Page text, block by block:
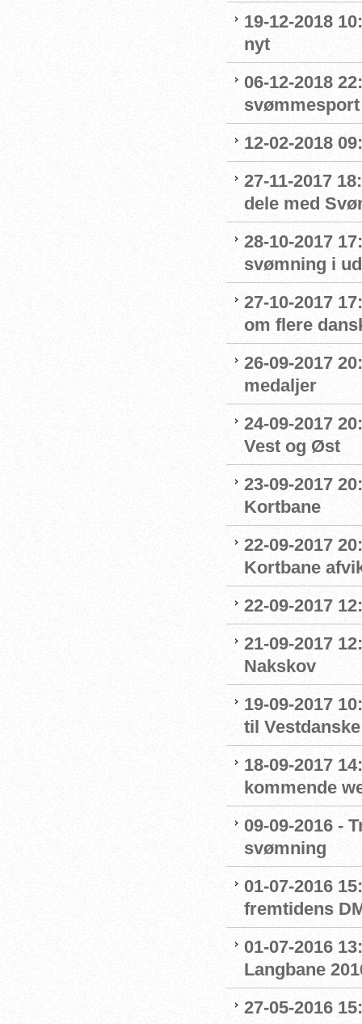
19-12-2018
nyt
06-12-2018
svømmesport
12-02-2018
27-11-2017
dele med
28-10-2017
svømning i
27-10-2017
om flere
26-09-2017
medaljer
24-09-2017
Vest og Øst
23-09-2017
Kortbane
22-09-2017
Kortbane
22-09-2017
21-09-2017
Nakskov
19-09-2017
til
18-09-2017
kommende
09-09-2016 -
svømning
01-07-2016
fremtidens
01-07-2016
Langbane
27-05-2016